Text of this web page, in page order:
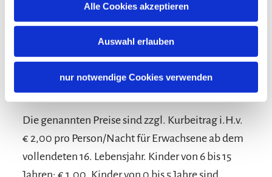
Alle Cookies akzeptieren
Auswahl erlauben
nur notwendige Cookies verwenden
Konditionen/Extras
Die genannten Preise sind zzgl. Kurbeitrag i.H.v.
€ 2,00 pro Person/Nacht für Erwachsene ab dem
vollendeten 16. Lebensjahr. Kinder von 6 bis 15